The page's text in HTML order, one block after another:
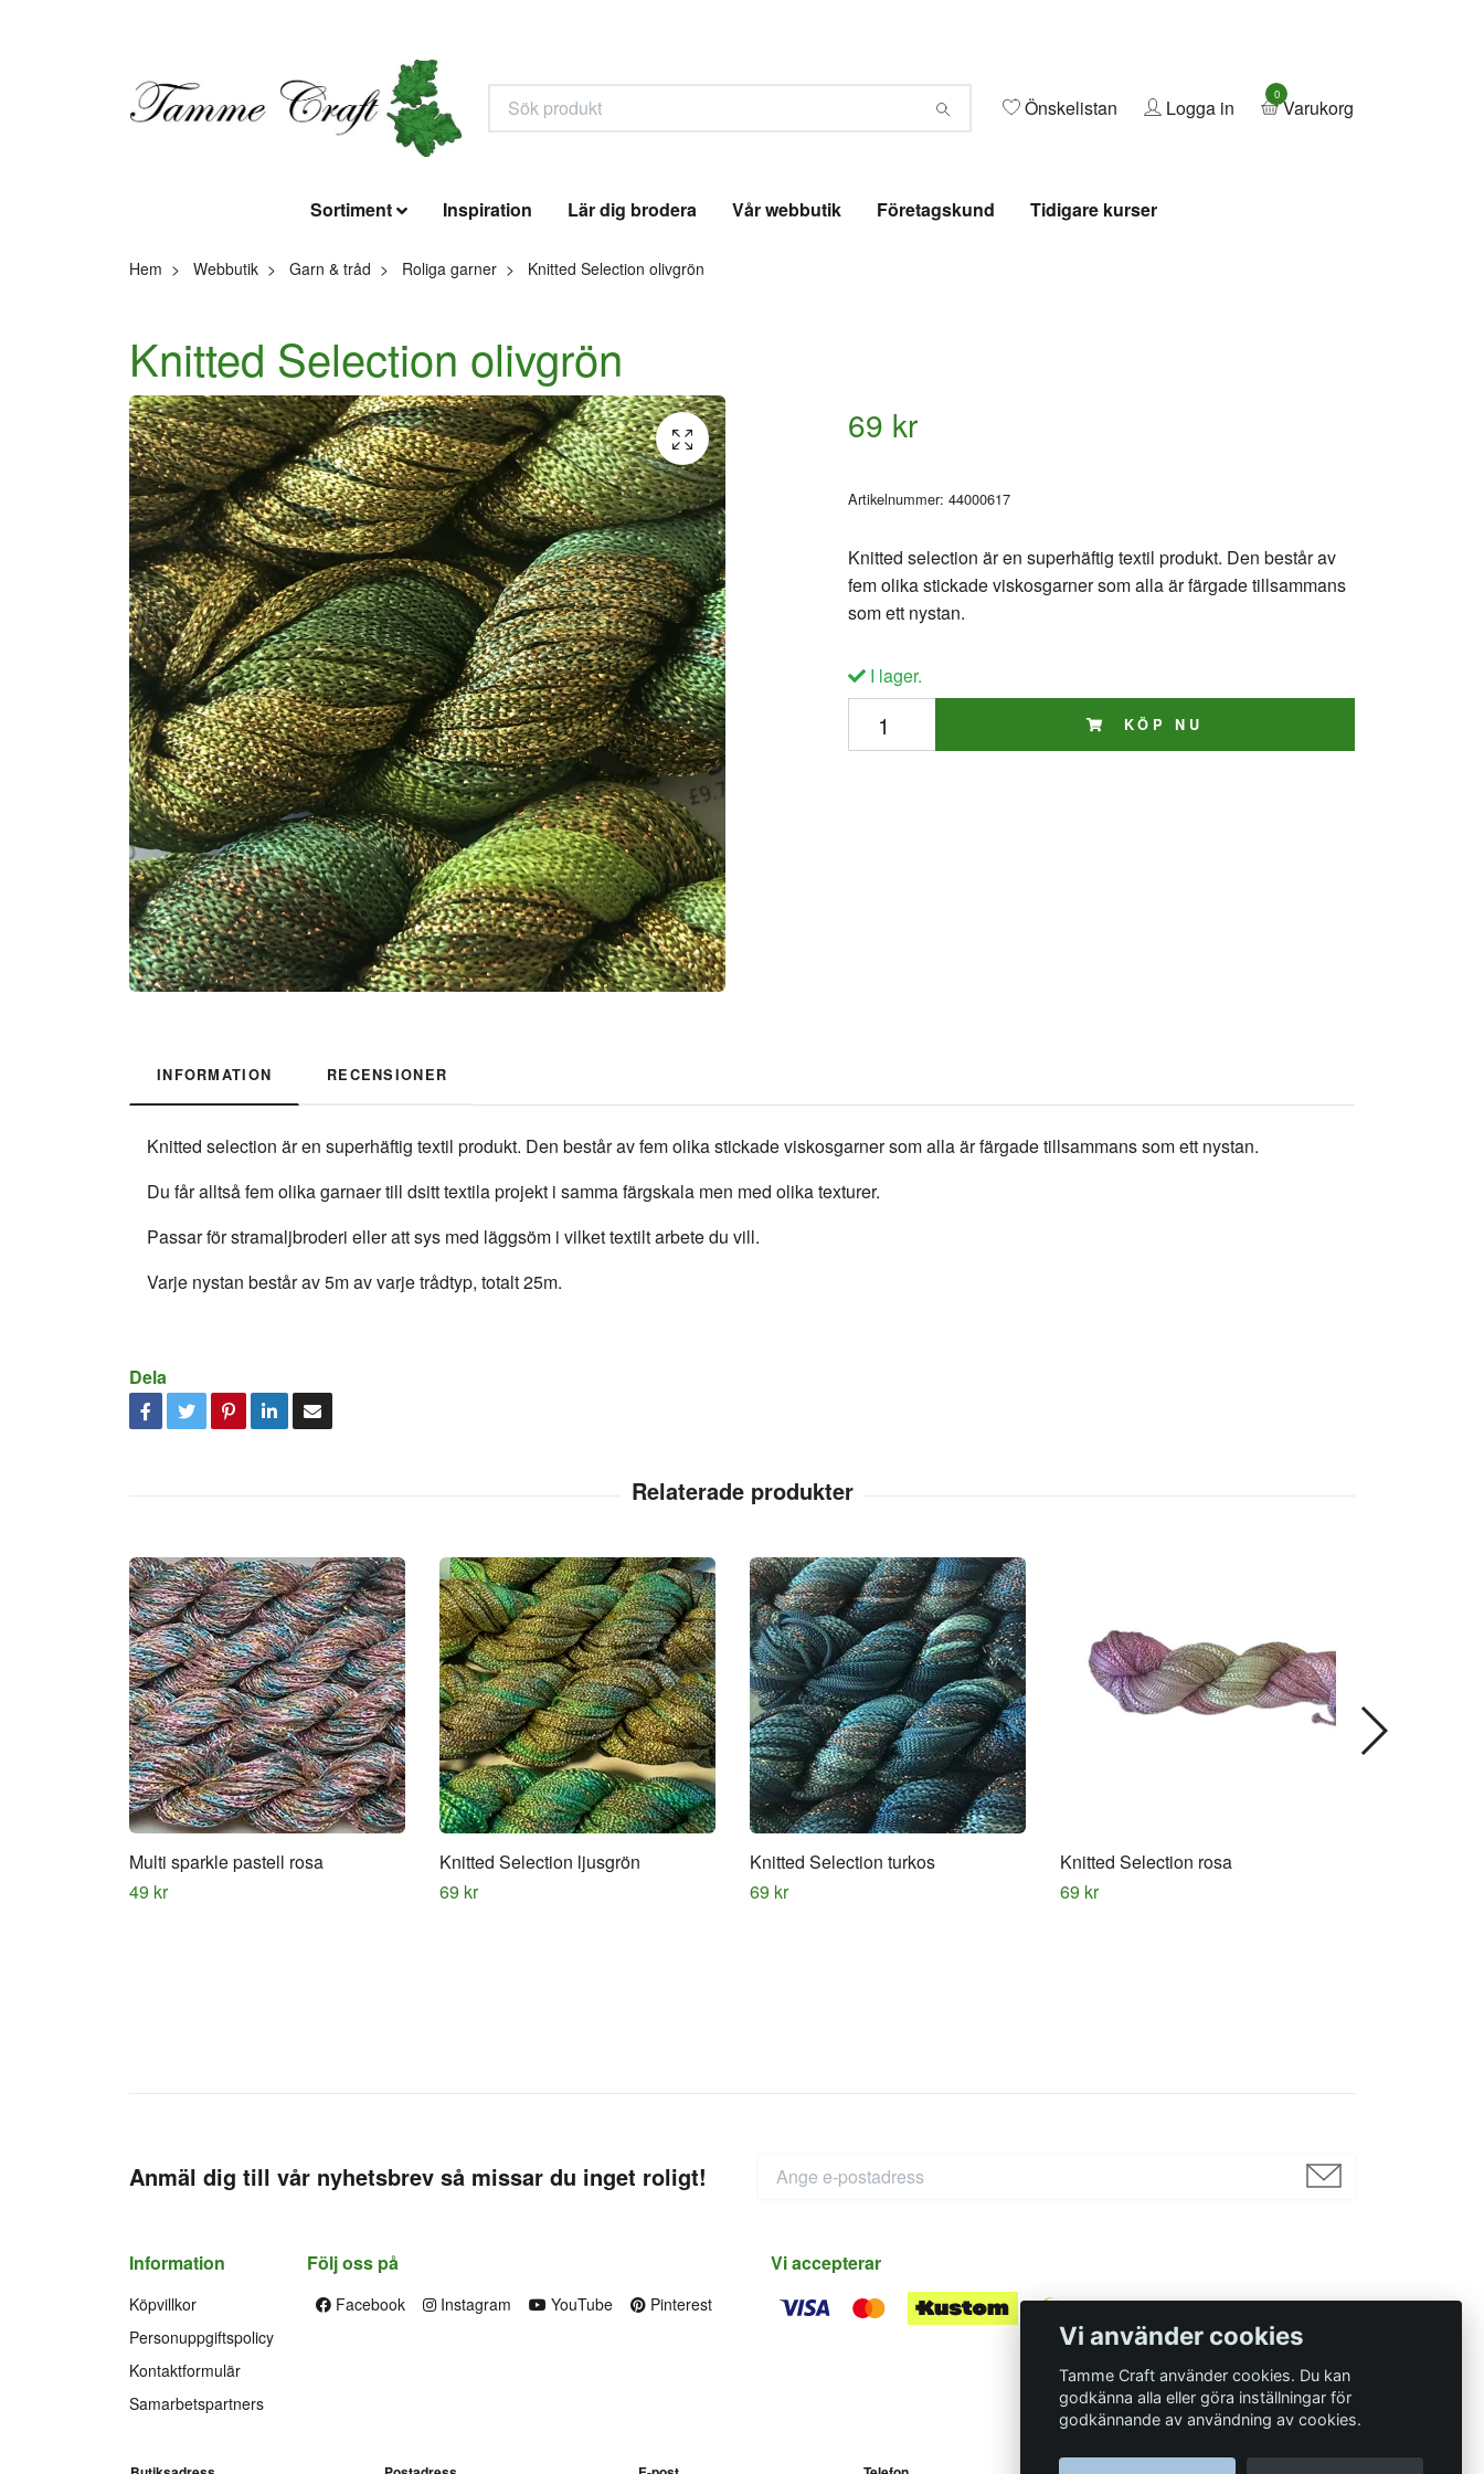
Önskelistan Logga in
0
Varukorg
Sortiment Inspiration Lär dig brodera Vår webbutik Företagskund Tidigare kurser
Hem Webbutik Garn & tråd Roliga garner Knitted Selection olivgrön
Knitted Selection olivgrön
69 kr
Artikelnummer: 44000617
Knitted selection är en superhäftig textil produkt. Den består av
fem olika stickade viskosgarner som alla är färgade tillsammans
som ett nystan.
I lager.
KÖP NU
INFORMATION RECENSIONER
Knitted selection är en superhäftig textil produkt. Den består av fem olika stickade viskosgarner som alla är färgade tillsammans som ett nystan.
Du får alltså fem olika garnaer till dsitt textila projekt i samma färgskala men med olika texturer.
Passar för stramaljbroderi eller att sys med läggsöm i vilket textilt arbete du vill.
Varje nystan består av 5m av varje trådtyp, totalt 25m.
Dela
Multi sparkle pastell rosa
49 kr
Knitted Selection ljusgrön
69 kr
Knitted Selection turkos
69 kr
Knitted Selection rosa
69 kr
Anmäl dig till vår nyhetsbrev så missar du inget roligt!
Information
Köpvillkor
Personuppgiftspolicy
Kontaktformulär
Samarbetspartners
Följ oss på
Facebook Instagram YouTube Pinterest
Vi accepterar
Vi använder cookies
Tamme Craft använder cookies. Du kan
godkänna alla eller göra inställningar för
godkännande av användning av cookies.